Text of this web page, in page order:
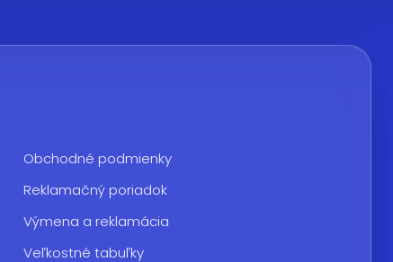
Obchodné podmienky
Reklamačný poriadok
Výmena a reklamácia
Veľkostné tabuľky